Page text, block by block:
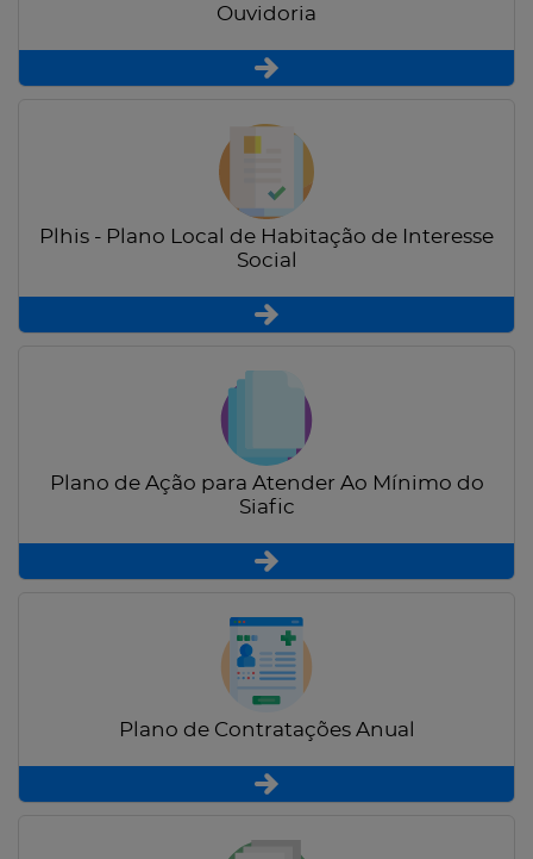
Ouvidoria
Plhis - Plano Local de Habitação de Interesse
Social
Plano de Ação para Atender Ao Mínimo do
Siafic
Plano de Contratações Anual